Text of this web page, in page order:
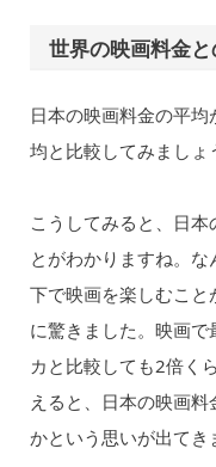
世界の映画料金
日本の映画料金の平
均と比較してみましょ
こうしてみると、日
とがわかりますね。
下で映画を楽しむこと
に驚きました。映画で
カと比較しても2倍く
えると、日本の映画
かという思いが出てき